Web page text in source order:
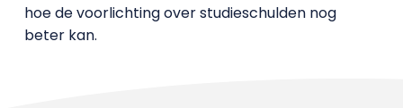
hoe de voorlichting over studieschulden nog
beter kan.